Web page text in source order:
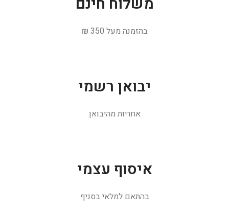
בהזמנה מעל 350 ₪
יבואן רשמי
אחריות מהיבואן
איסוף עצמי
בהתאם למלאי בסניף